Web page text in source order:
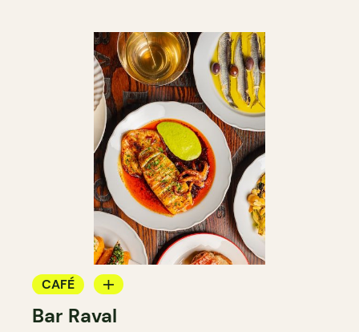
CAFÉ
BAR
Bar Raval